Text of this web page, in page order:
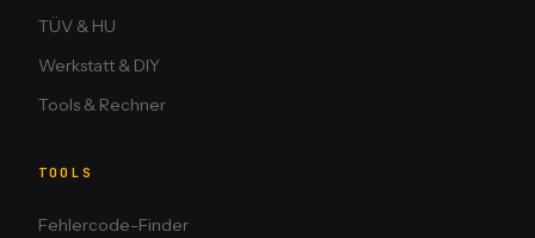
TÜV & HU
Werkstatt & DIY
Tools & Rechner
TOOLS
Fehlercode-Finder